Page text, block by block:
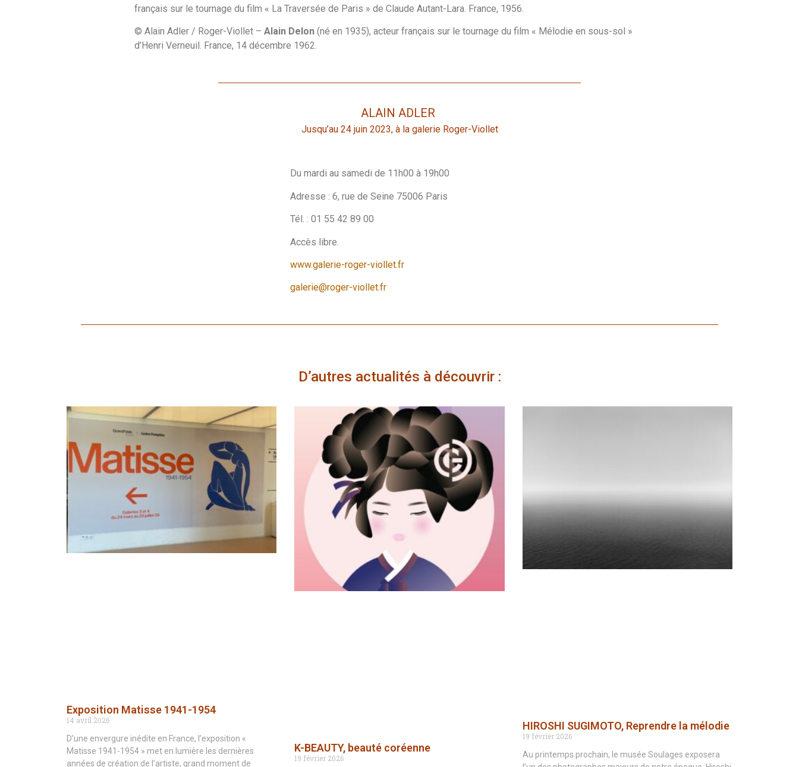
français sur le tournage du film « La Traversée de Paris » de Claude Autant-Lara. France, 1956.
© Alain Adler / Roger-Viollet –Alain Delon (né en 1935), acteur français sur le tournage du film « Mélodie en sous-sol »
d’Henri Verneuil. France, 14 décembre 1962.
ALAIN ADLER
Jusqu’au 24 juin 2023, à la galerie Roger-Viollet
Du mardi au samedi de 11h00 à 19h00
Adresse : 6, rue de Seine 75006 Paris
Tél. : 01 55 42 89 00
Accès libre.
www.galerie-roger-viollet.fr
galerie@roger-viollet.fr
D’autres actualités à découvrir :
Exposition Matisse 1941-1954
14 avril 2026
D’une envergure inédite en France, l’exposition «
Matisse 1941-1954 » met en lumière les dernières
années de création de l’artiste, grand moment de
K-BEAUTY, beauté coréenne
19 février 2026
HIROSHI SUGIMOTO, Reprendre la mélodie
19 février 2026
Au printemps prochain, le musée Soulages exposera